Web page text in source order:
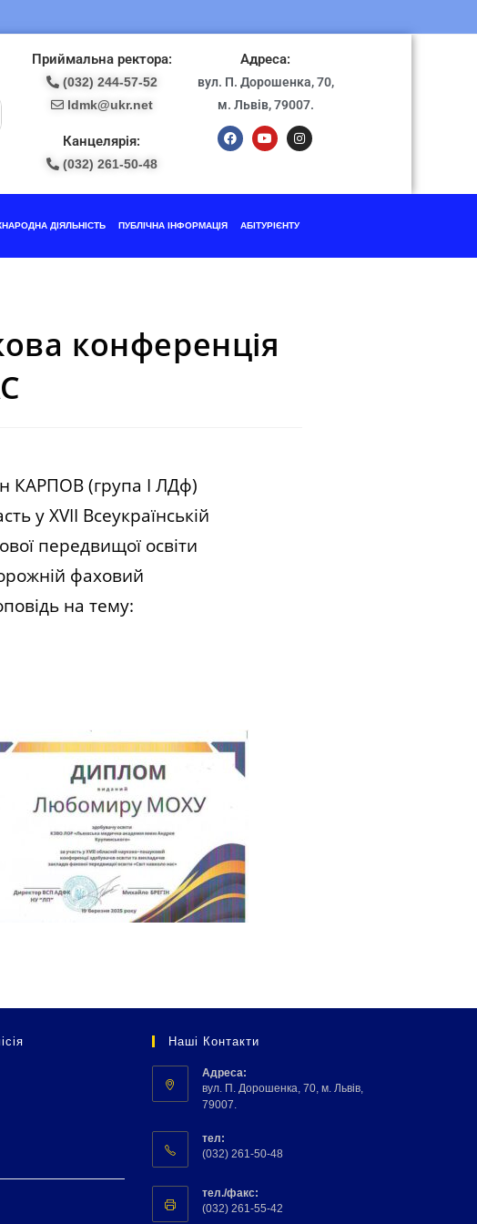
Приймальна ректора:
(032) 244-57-52
ldmk@ukr.net
Канцелярія:
(032) 261-50-48
Адреса:
вул. П. Дорошенка, 70,
м. Львів, 79007.
ДІЯЛЬНІСТЬ ПУБЛІЧНА ІНФОРМАЦІЯ АБІТУРІЄНТУ
конференція
КАРПОВ (група І ЛДф)
у XVII Всеукраїнській
передвищої освіти
фаховий
на тему:
Наші Контакти
Адреса:
вул. П. Дорошенка, 70, м. Львів,
79007.
тел:
(032) 261-50-48
тел./факс:
(032) 261-55-42